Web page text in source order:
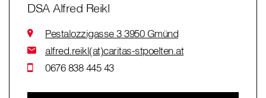
DSA Alfred Reikl
Pestalozzigasse 3 3950 Gmünd
alfred.reikl(at)caritas-stpoelten.at
0676 838 445 43